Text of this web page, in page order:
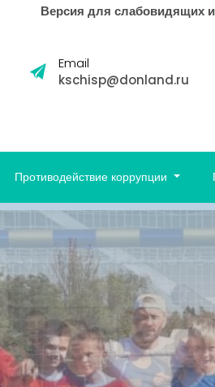
Версия для слабовидящих
Email
kschisp@donland.ru
Противодействие коррупции